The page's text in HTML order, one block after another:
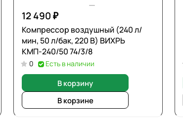
12 490 ₽
Компрессор воздушный (240 л/
мин, 50 л/бак, 220 В) ВИХРЬ
КМП-240/50 74/3/8
0 Есть в наличии
В корзину
В корзине